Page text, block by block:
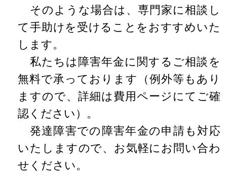
そのような場合は、専門家に相談し
て手助けを受けることをおすすめいた
します。
私たちは障害年金に関するご相談を
無料で承っております（例外等もあり
ますので、詳細は費用ページにてご確
認ください）。
発達障害での障害年金の申請も対応
いたしますので、お気軽にお問い合わ
せください。